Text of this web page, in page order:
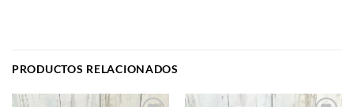
PRODUCTOS RELACIONADOS